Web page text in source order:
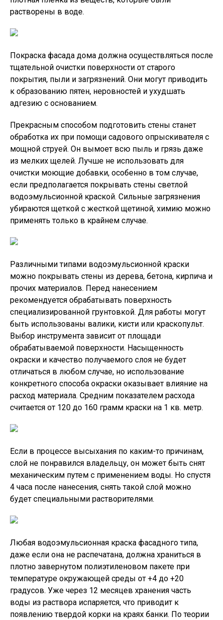
растворены в воде.
Покраска фасада дома должна осуществляться после
тщательной очистки поверхности от старого
покрытия, пыли и загрязнений. Они могут приводить
к образованию пятен, неровностей и ухудшать
адгезию с основанием.
Прекрасным способом подготовить стены станет
обработка их при помощи садового опрыскивателя с
мощной струей. Он вымоет всю пыль и грязь даже
из мелких щелей. Лучше не использовать для
очистки моющие добавки, особенно в том случае,
если предполагается покрывать стены светлой
водоэмульсионной краской. Сильные загрязнения
убираются щеткой с жесткой щетиной, химию можно
применять только в крайнем случае.
Различными типами водоэмульсионной краски
можно покрывать стены из дерева, бетона, кирпича и
прочих материалов. Перед нанесением
рекомендуется обрабатывать поверхность
специализированной грунтовкой. Для работы могут
быть использованы валики, кисти или краскопульт.
Выбор инструмента зависит от площади
обрабатываемой поверхности. Насыщенность
окраски и качество получаемого слоя не будет
отличаться в любом случае, но использование
конкретного способа окраски оказывает влияние на
расход материала. Средним показателем расхода
считается от 120 до 160 грамм краски на 1 кв. метр.
Если в процессе высыхания по каким-то причинам,
слой не понравился владельцу, он может быть снят
механическим путем с применением воды. Но спустя
4 часа после нанесения, снять такой слой можно
будет специальными растворителями.
Любая водоэмульсионная краска фасадного типа,
даже если она не распечатана, должна храниться в
плотно завернутом полиэтиленовом пакете при
температуре окружающей среды от +4 до +20
градусов. Уже через 12 месяцев хранения часть
воды из раствора испаряется, что приводит к
появлению твердой корки на краях банки. По теории